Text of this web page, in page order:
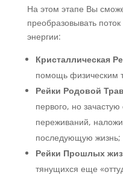
На этом этапе Вы
преобразовывать
энергии:
Кристаллическая
помощь физическим
Рейки Родовой
первого, но
переживаний,
последующую жизнь;
Рейки Прошлых
тянущихся еще